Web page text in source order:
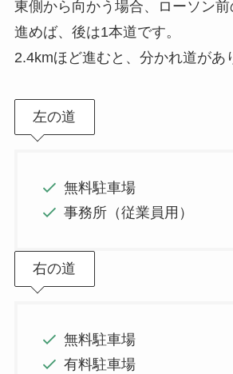
東側から向かう場合、ローソン
進めば、後は1本道です。
2.4kmほど進むと、分かれ道があ
左の道
無料駐車場
事務所（従業員用）
右の道
無料駐車場
有料駐車場